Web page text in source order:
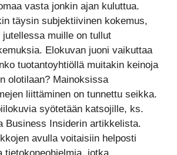
vasta jonkin ajan kuluttua.
täysin subjektiivinen kokemus,
muille on tullut
Elokuvan juoni vaikuttaa
tuotantoyhtiöllä muitakin keinoja
olotilaan? Mainoksissa
liittäminen on tunnettu seikka.
syötetään katsojille, ks.
Business Insiderin artikkelista.
avulla voitaisiin helposti